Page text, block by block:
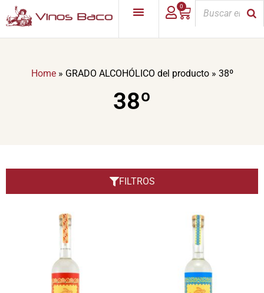
0
Home» GRADO ALCOHÓLICO del producto» 38º
38º
FILTROS